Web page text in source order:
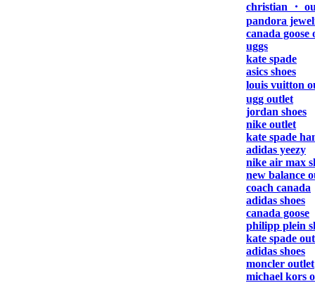
christian ・
pandora
canada goose
uggs
kate spade
asics shoes
louis vuitton
ugg outlet
jordan shoes
nike outlet
kate spade
adidas yeezy
nike air max
new balance
coach canada
adidas shoes
canada goose
philipp plein
kate spade
adidas shoes
moncler outlet
michael kors